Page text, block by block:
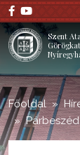
;
Szent
Főoldal